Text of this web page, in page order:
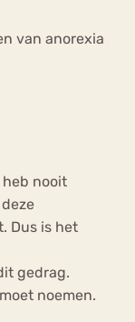
van anorexia
heb nooit
Dus is het
gedrag.
noemen.